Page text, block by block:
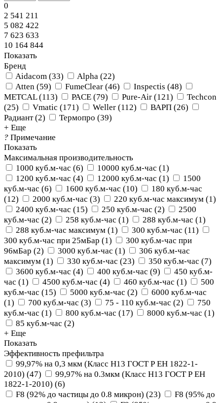
0
2 541 211
5 082 422
7 623 633
10 164 844
Показать
Бренд
Aidacom (33) Alpha (22)
Atten (59) FumeClear (46) Inspectis (48)
METCAL(113) PACE (79) Pure-Air (121)
Techcon
(25) Vmatic (171) Weller (112) ВАРП (26)
Радиант(2) Термопро (39)
+ Еще
? Примечание
Показать
Максимальная производительность
1000 куб.м-час (6) 10000 куб.м-час (1)
1200 куб.м-час (4) 12000 куб.м-час (1)
1500
куб.м-час (6) 1600 куб.м-час (10)
180 куб.м-час
(12) 2000 куб.м-час (3) 220 куб.м-час максимум (1)
2400 куб.м-час (15) 250 куб.м-час (2)
2500
куб.м-час (2) 258 куб.м-час (1) 288 куб.м-час (1)
288 куб.м-час максимум (1) 300 куб.м-час (11)
300 куб.м-час при 25мБар (1)
300 куб.м-час при
96мБар (2) 3000 куб.м-час (1)
306 куб.м-час
максимум (1) 330 куб.м-час (23) 350 куб.м-час (7)
3600 куб.м-час (4) 400 куб.м-час (9)
450 куб.м-
час (1) 4500 куб.м-час (4) 460 куб.м-час (1)
500
куб.м-час (15) 5000 куб.м-час (2)
6000 куб.м-час
(1) 700 куб.м-час (3) 75 - 110 куб.м-час (2)
750
куб.м-час (1) 800 куб.м-час (17) 8000 куб.м-час (1)
85 куб.м-час (2)
+ Еще
Показать
Эффективность префильтра
99,97% на 0,3 мкм (Класс Н13 ГОСТ Р ЕН 1822-1-
2010) (47)
99,97% на 0.3мкм (Класс Н13 ГОСТ Р ЕН
1822-1-2010) (6)
F8 (92% до частицы до 0.8 микрон) (23)
F8 (95% до